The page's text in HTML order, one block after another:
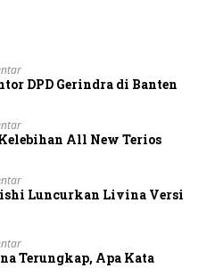
DPD Gerindra di Banten
All New Terios
Luncurkan Livina Versi
Terungkap, Apa Kata